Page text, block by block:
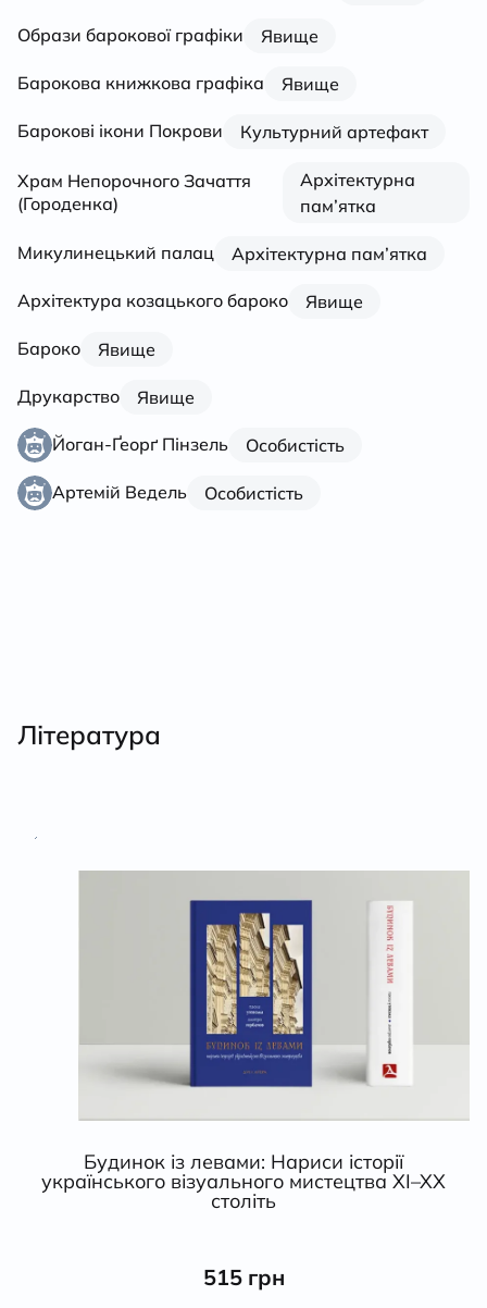
Образи барокової графіки Явище
Барокова книжкова графіка Явище
Барокові ікони Покрови Культурний артефакт
Храм Непорочного Зачаття
(Городенка)
Архітектурна
пам’ятка
Микулинецький палац Архітектурна пам’ятка
Архітектура козацького бароко Явище
Бароко Явище
Друкарство Явище
Йоган-Ґеорґ Пінзель Особистість
Артемій Ведель Особистість
Література
Будинок із левами: Нариси історії
українського візуального мистецтва XI–XX
століть
515 грн